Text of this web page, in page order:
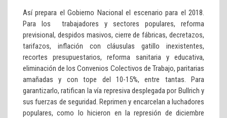
Así prepara el Gobierno Nacional el escenario para el 2018.
Para los trabajadores y sectores populares, reforma
previsional, despidos masivos, cierre de fábricas, decretazos,
tarifazos, inflación con cláusulas gatillo inexistentes,
recortes presupuestarios, reforma sanitaria y educativa,
eliminación de los Convenios Colectivos de Trabajo, paritarias
amañadas y con tope del 10-15%, entre tantas. Para
garantizarlo, ratifican la vía represiva desplegada por Bullrich y
sus fuerzas de seguridad. Reprimen y encarcelan a luchadores
populares, como lo hicieron en la represión de diciembre